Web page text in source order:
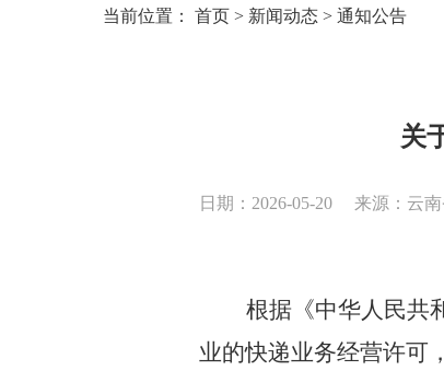
当前位置： 首页> 新闻动态> 通知公告
关
日期：2026-05-20 来源：云
根据《中华人民共
业的快递业务经营许可